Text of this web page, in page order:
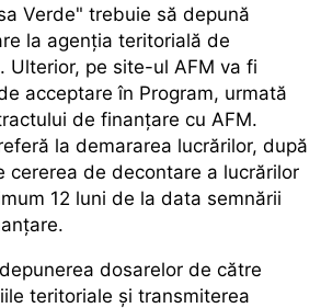
Verde" trebuie să depună
la agenția teritorială de
Ulterior, pe site-ul AFM va fi
acceptare în Program, urmată
de finanțare cu AFM.
la demararea lucrărilor, după
cererea de decontare a lucrărilor
12 luni de la data semnării
dosarelor de către
teritoriale și transmiterea